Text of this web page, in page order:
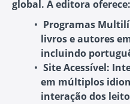
global. A editora oferece:
Programas
livros e autores
incluindo
Site Acessível:
em múltiplos
interação dos